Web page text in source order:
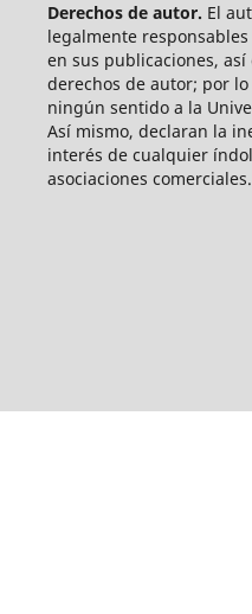
Derechos de autor. El
legalmente
en sus publicaciones,
derechos de autor; por
ningún sentido a la
Así mismo, declaran la
interés de cualquier
asociaciones comerciales.